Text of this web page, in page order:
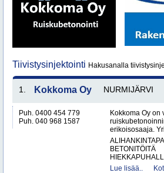
Tiivistysinjektointi Hakusanalla
1. Kokkoma Oy NURMIJÄRVI
Puh. 0400 454 779
Puh. 040 968 1587
Kokkoma Oy
erikoisosaaja.
BETONITÖITÄ
Lue lisää..